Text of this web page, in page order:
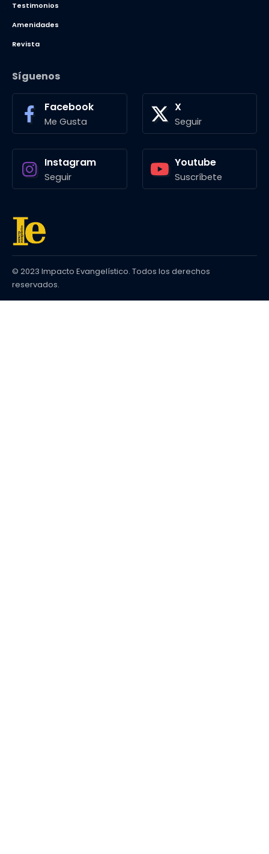
Testimonios
Amenidades
Revista
Síguenos
Facebook
Me Gusta
X
Seguir
Instagram
Seguir
Youtube
Suscríbete
© 2023 Impacto Evangelístico. Todos los derechos
reservados.